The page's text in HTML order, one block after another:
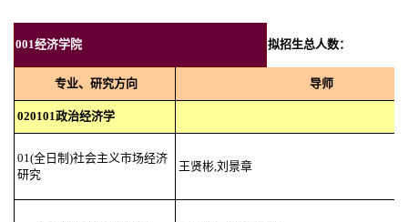
001经济学院 拟招生总人数：
专业、研究方向 导师
020101政治经济学
01(全日制)社会主义市场经济
研究
王贤彬,刘景章